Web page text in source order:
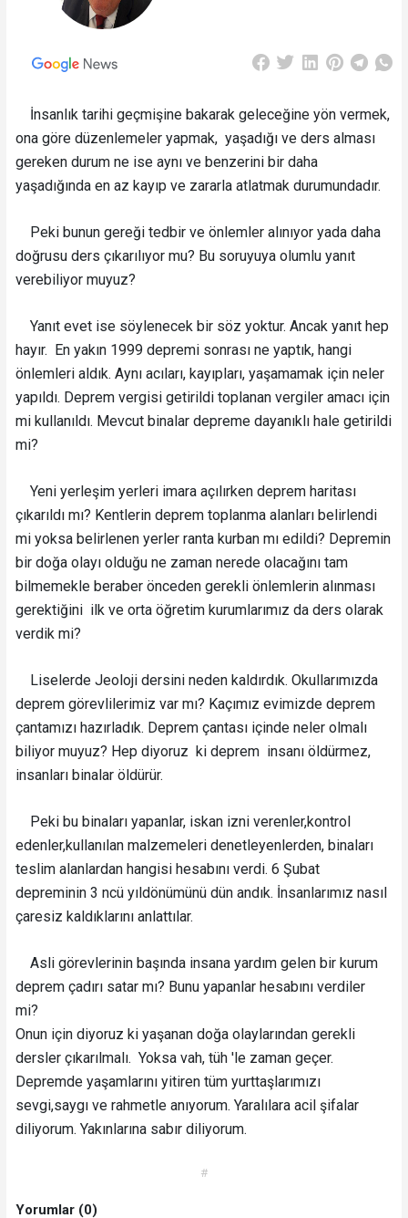
İnsanlık tarihi geçmişine bakarak geleceğine yön vermek,
ona göre düzenlemeler yapmak, yaşadığı ve ders alması
gereken durum ne ise aynı ve benzerini bir daha
yaşadığında en az kayıp ve zararla atlatmak durumundadır.
Peki bunun gereği tedbir ve önlemler alınıyor yada daha
doğrusu ders çıkarılıyor mu? Bu soruyuya olumlu yanıt
verebiliyor muyuz?
Yanıt evet ise söylenecek bir söz yoktur. Ancak yanıt hep
hayır. En yakın 1999 depremi sonrası ne yaptık, hangi
önlemleri aldık. Aynı acıları, kayıpları, yaşamamak için neler
yapıldı. Deprem vergisi getirildi toplanan vergiler amacı için
mi kullanıldı. Mevcut binalar depreme dayanıklı hale getirildi
mi?
Yeni yerleşim yerleri imara açılırken deprem haritası
çıkarıldı mı? Kentlerin deprem toplanma alanları belirlendi
mi yoksa belirlenen yerler ranta kurban mı edildi? Depremin
bir doğa olayı olduğu ne zaman nerede olacağını tam
bilmemekle beraber önceden gerekli önlemlerin alınması
gerektiğini ilk ve orta öğretim kurumlarımız da ders olarak
verdik mi?
Liselerde Jeoloji dersini neden kaldırdık. Okullarımızda
deprem görevlilerimiz var mı? Kaçımız evimizde deprem
çantamızı hazırladık. Deprem çantası içinde neler olmalı
biliyor muyuz? Hep diyoruz ki deprem insanı öldürmez,
insanları binalar öldürür.
Peki bu binaları yapanlar, iskan izni verenler,kontrol
edenler,kullanılan malzemeleri denetleyenlerden, binaları
teslim alanlardan hangisi hesabını verdi. 6 Şubat
depreminin 3 ncü yıldönümünü dün andık. İnsanlarımız nasıl
çaresiz kaldıklarını anlattılar.
Asli görevlerinin başında insana yardım gelen bir kurum
deprem çadırı satar mı? Bunu yapanlar hesabını verdiler
mi?
Onun için diyoruz ki yaşanan doğa olaylarından gerekli
dersler çıkarılmalı. Yoksa vah, tüh 'le zaman geçer.
Depremde yaşamlarını yitiren tüm yurttaşlarımızı
sevgi,saygı ve rahmetle anıyorum. Yaralılara acil şifalar
diliyorum. Yakınlarına sabır diliyorum.
#
Yorumlar (0)